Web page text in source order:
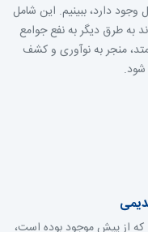
دارد، ببینیم. این شامل
به طرق دیگر به نفع جوامع
منجر به نوآوری و کشف
از پیش موجود بوده است،